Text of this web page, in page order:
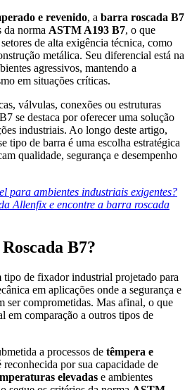
e revenido, a barra roscada B7
da norma ASTM A193 B7, o que
de alta exigência técnica, como
metálica. Seu diferencial está na
agressivos, mantendo a
em situações críticas.
válvulas, conexões ou estruturas
se destaca por oferecer uma solução
industriais. Ao longo deste artigo,
tipo de barra é uma escolha estratégica
qualidade, segurança e desempenho
para ambientes industriais exigentes?
Allenfix e encontre a barra roscada
B7?
tipo de fixador industrial projetado para
em aplicações onde a segurança e
ser comprometidas. Mas afinal, o que
em comparação a outros tipos de
a processos de têmpera e
reconhecida por sua capacidade de
elevadas e ambientes